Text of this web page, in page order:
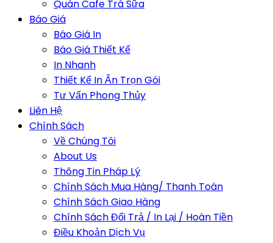
Quán Cafe Trà Sữa
Báo Giá
Báo Giá In
Báo Giá Thiết Kế
In Nhanh
Thiết Kế In Ấn Trọn Gói
Tư Vấn Phong Thủy
Liên Hệ
Chính Sách
Về Chúng Tôi
About Us
Thông Tin Pháp Lý
Chính Sách Mua Hàng/ Thanh Toán
Chính Sách Giao Hàng
Chính Sách Đổi Trả / In Lại / Hoàn Tiền
Điều Khoản Dịch Vụ